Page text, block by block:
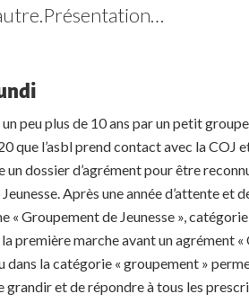
peu plus de 10 ans par un petit
que l’asbl prend contact avec la COJ
un dossier d’agrément pour être
Après une année d’attente et
« Groupement de Jeunesse »,
première marche avant un agrément «
dans la catégorie « groupement »
grandir et de répondre à tous les